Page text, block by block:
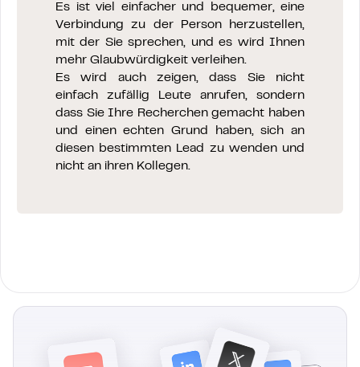
Es ist viel einfacher und bequemer, eine
Verbindung zu der Person herzustellen,
mit der Sie sprechen, und es wird Ihnen
mehr Glaubwürdigkeit verleihen.
Es wird auch zeigen, dass Sie nicht
einfach zufällig Leute anrufen, sondern
dass Sie Ihre Recherchen gemacht haben
und einen echten Grund haben, sich an
diesen bestimmten Lead zu wenden und
nicht an ihren Kollegen.